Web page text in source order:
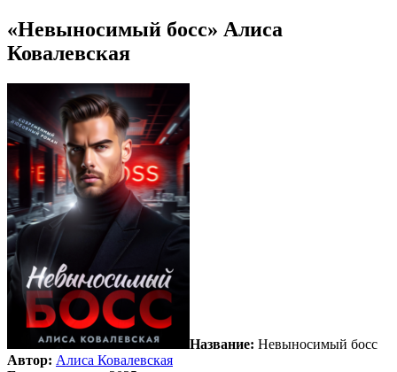
«Невыносимый босс» Алиса
Ковалевская
Название: Невыносимый босс
Автор: Алиса Ковалевская